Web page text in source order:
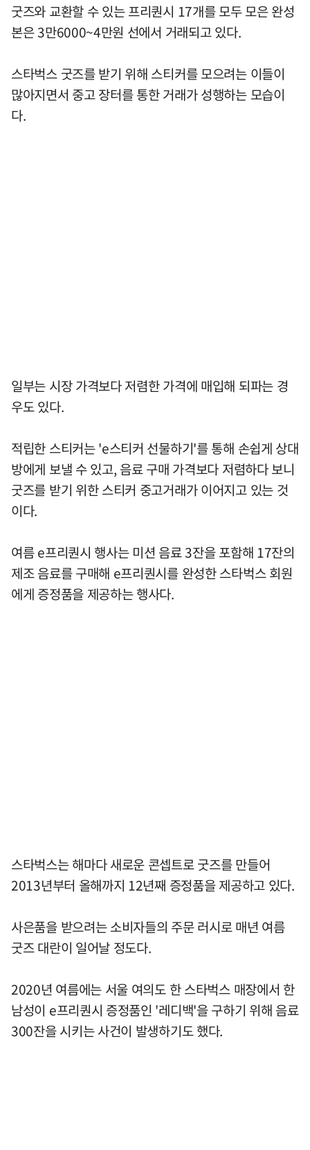
굿즈와 교환할 수 있는 프리퀀시 17개를 모두 모은 완성
본은 3만6000~4만원 선에서 거래되고 있다.
스타벅스 굿즈를 받기 위해 스티커를 모으려는 이들이
많아지면서 중고 장터를 통한 거래가 성행하는 모습이
다.
일부는 시장 가격보다 저렴한 가격에 매입해 되파는 경
우도 있다.
적립한 스티커는 'e스티커 선물하기'를 통해 손쉽게 상대
방에게 보낼 수 있고, 음료 구매 가격보다 저렴하다 보니
굿즈를 받기 위한 스티커 중고거래가 이어지고 있는 것
이다.
여름 e프리퀀시 행사는 미션 음료 3잔을 포함해 17잔의
제조 음료를 구매해 e프리퀀시를 완성한 스타벅스 회원
에게 증정품을 제공하는 행사다.
스타벅스는 해마다 새로운 콘셉트로 굿즈를 만들어
2013년부터 올해까지 12년째 증정품을 제공하고 있다.
사은품을 받으려는 소비자들의 주문 러시로 매년 여름
굿즈 대란이 일어날 정도다.
2020년 여름에는 서울 여의도 한 스타벅스 매장에서 한
남성이 e프리퀀시 증정품인 '레디백'을 구하기 위해 음료
300잔을 시키는 사건이 발생하기도 했다.